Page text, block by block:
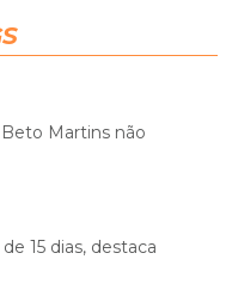
Martins não
15 dias, destaca